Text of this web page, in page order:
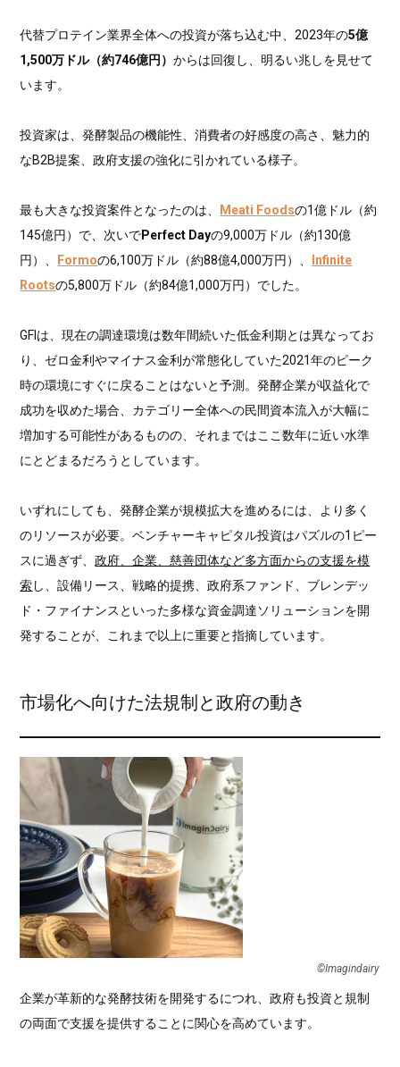
代替プロテイン業界全体への投資が落ち込む中、2023年の5億
1,500万ドル（約746億円）からは回復し、明るい兆しを見せて
います。
投資家は、発酵製品の機能性、消費者の好感度の高さ、魅力的
なB2B提案、政府支援の強化に引かれている様子。
最も大きな投資案件となったのは、 Meati Foodsの1億ドル（約
145億円）で、次いでPerfect Dayの9,000万ドル（約130億
円）、
Formoの6,100万ドル（約88億4,000万円）、
Infinite
Rootsの5,800万ドル（約84億1,000万円）でした。
GFIは、現在の調達環境は数年間続いた低金利期とは異なってお
り、ゼロ金利やマイナス金利が常態化していた2021年のピーク
時の環境にすぐに戻ることはないと予測。発酵企業が収益化で
成功を収めた場合、カテゴリー全体への民間資本流入が大幅に
増加する可能性があるものの、それまではここ数年に近い水準
にとどまるだろうとしています。
いずれにしても、発酵企業が規模拡大を進めるには、より多く
のリソースが必要。ベンチャーキャピタル投資はパズルの1ピー
スに過ぎず、政府、企業、慈善団体など多方面からの支援を模
索し、設備リース、戦略的提携、政府系ファンド、ブレンデッ
ド・ファイナンスといった多様な資金調達ソリューションを開
発することが、これまで以上に重要と指摘しています。
市場化へ向けた法規制と政府の動き
©Imagindairy︎
企業が革新的な発酵技術を開発するにつれ、政府も投資と規制
の両面で支援を提供することに関心を高めています。